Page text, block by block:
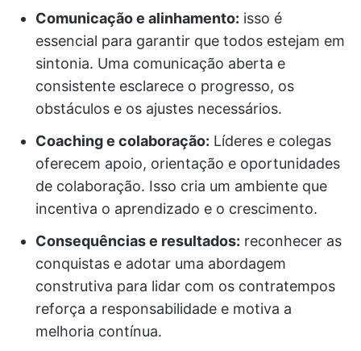
Comunicação e alinhamento: isso é
essencial para garantir que todos estejam em
sintonia. Uma comunicação aberta e
consistente esclarece o progresso, os
obstáculos e os ajustes necessários.
Coaching e colaboração: Líderes e colegas
oferecem apoio, orientação e oportunidades
de colaboração. Isso cria um ambiente que
incentiva o aprendizado e o crescimento.
Consequências e resultados: reconhecer as
conquistas e adotar uma abordagem
construtiva para lidar com os contratempos
reforça a responsabilidade e motiva a
melhoria contínua.